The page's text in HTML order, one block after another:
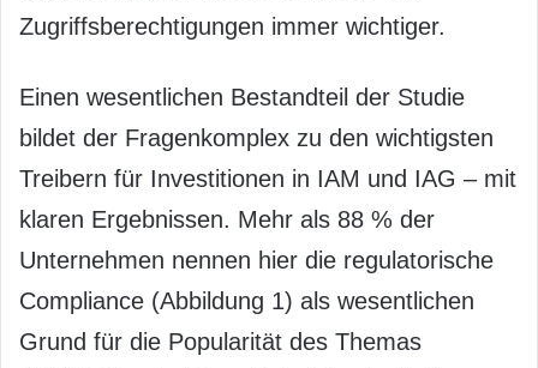
Zugriffsberechtigungen immer wichtiger.
Einen wesentlichen Bestandteil der Studie
bildet der Fragenkomplex zu den wichtigsten
Treibern für Investitionen in IAM und IAG – mit
klaren Ergebnissen. Mehr als 88 % der
Unternehmen nennen hier die regulatorische
Compliance (Abbildung 1) als wesentlichen
Grund für die Popularität des Themas